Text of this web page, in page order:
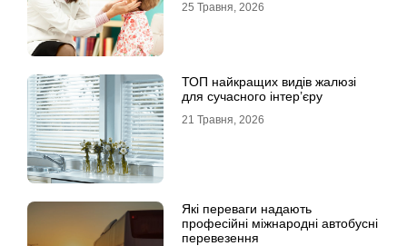
25 Травня, 2026
ТОП найкращих видів жалюзі
для сучасного інтер’єру
21 Травня, 2026
Які переваги надають
професійні міжнародні автобусні
перевезення